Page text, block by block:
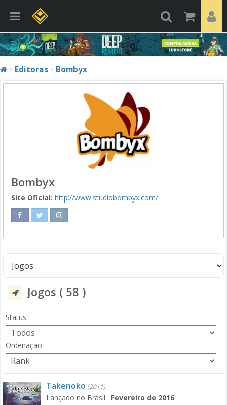
Editoras Bombyx
Bombyx
Site Oficial: http://www.studiobombyx.com/
Jogos ( 58 )
Status
Ordenação
Takenoko (2011)
Lançado no Brasil : Fevereiro de 2016